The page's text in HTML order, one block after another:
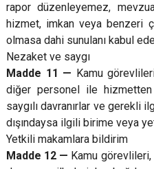
rapor düzenleyemez,
hizmet, imkan veya benzeri
olmasa dahi sunulanı kabul
Nezaket ve saygı
Madde 11 — Kamu
diğer personel ile hizmetten
saygılı davranırlar ve gerekli
dışındaysa ilgili birime veya
Yetkili makamlara bildirim
Madde 12 — Kamu